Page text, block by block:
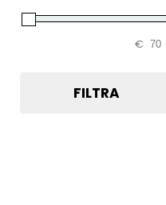
€
FILTRA